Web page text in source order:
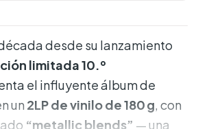
desde su lanzamiento
limitada 10.º
el influyente álbum de
un 2LP de vinilo de 180 g, con
“metallic blends” — una